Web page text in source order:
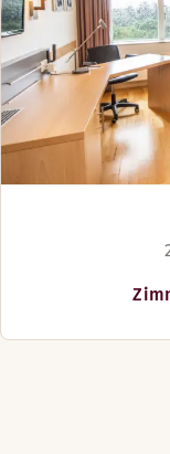
in der Nähe